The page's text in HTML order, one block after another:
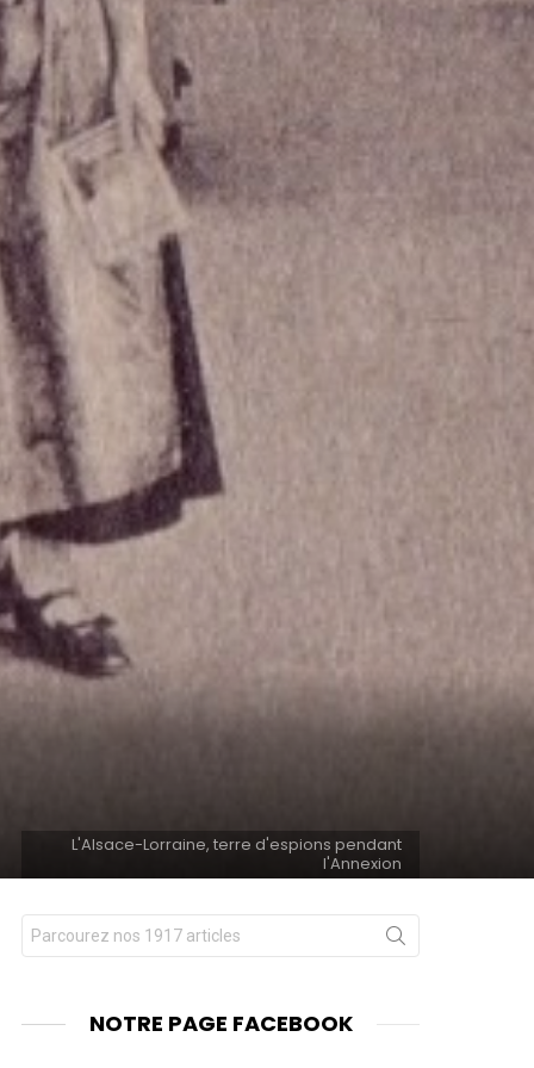
L'Alsace-Lorraine, terre d'espions pendant
l'Annexion
Chercher
pour
NOTRE PAGE FACEBOOK